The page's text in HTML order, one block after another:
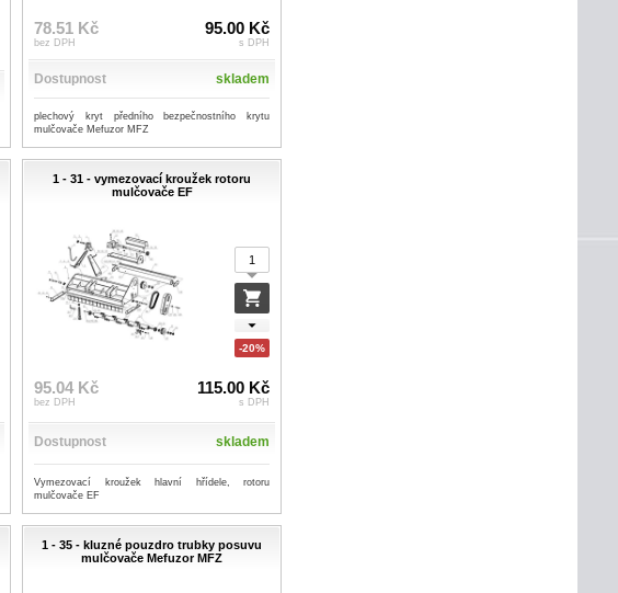
78.51 Kč
bez DPH
95.00 Kč
s DPH
Dostupnost skladem
plechový kryt předního bezpečnostního krytu
mulčovače Mefuzor MFZ
1 - 31 - vymezovací kroužek rotoru
mulčovače EF
-20%
95.04 Kč
bez DPH
115.00 Kč
s DPH
Dostupnost skladem
Vymezovací kroužek hlavní hřídele, rotoru
mulčovače EF
1 - 35 - kluzné pouzdro trubky posuvu
mulčovače Mefuzor MFZ